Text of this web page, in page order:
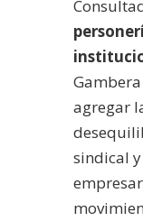
agregar
sindical